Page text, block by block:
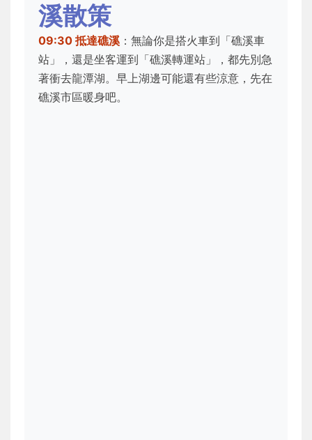
溪散策
09:30 抵達礁溪 ：無論你是搭火車到「礁溪車
站」，還是坐客運到「礁溪轉運站」，都先別急
著衝去龍潭湖。早上湖邊可能還有些涼意，先在
礁溪市區暖身吧。